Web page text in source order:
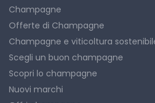
Champagne
Offerte di Champagne
Champagne e viticoltura
Scegli un buon champagne
Scopri lo champagne
Nuovi marchi